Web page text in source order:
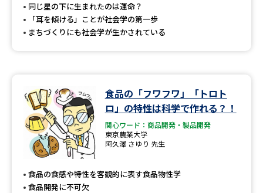
同じ星の下に生まれたのは運命？
「耳を傾ける」ことが社会学の第一歩
まちづくりにも社会学が生かされている
食品の「フワフワ」「トロト
ロ」の特性は科学で作れる？！
関心ワード：商品開発・製品開発
東京農業大学
阿久澤 さゆり 先生
食品の食感や特性を客観的に表す食品物性学
食品開発に不可欠